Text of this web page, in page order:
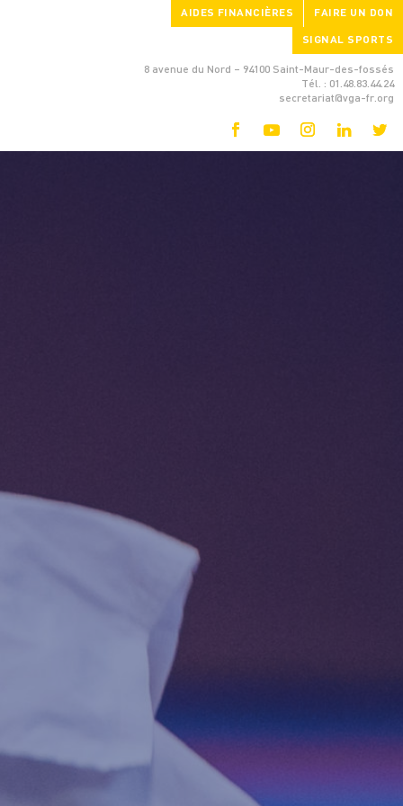
AIDES FINANCIÈRES FAIRE UN DON
SIGNAL SPORTS
8 avenue du Nord – 94100 Saint-Maur-des-fossés
Tél. : 01.48.83.44.24
secretariat@vga-fr.org